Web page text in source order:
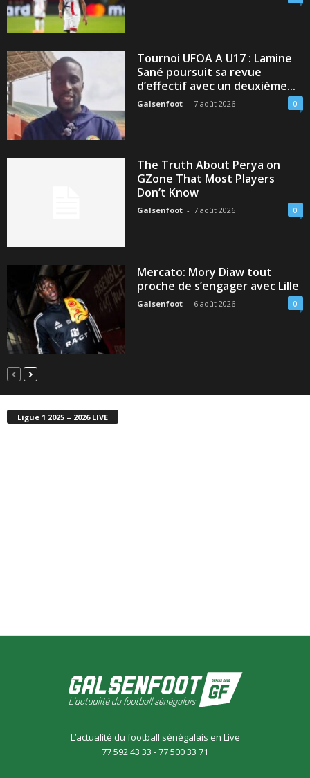
Tournoi UFOA A U17 : Lamine
Sané poursuit sa revue
d’effectif avec un deuxième...
Galsenfoot - 7 août 2026 0
The Truth About Perya on
GZone That Most Players
Don’t Know
Galsenfoot - 7 août 2026 0
Mercato: Mory Diaw tout
proche de s’engager avec Lille
Galsenfoot - 6 août 2026 0
Ligue 1 2025 – 2026 LIVE
L’actualité du football sénégalais en Live
77 592 43 33 - 77 500 33 71